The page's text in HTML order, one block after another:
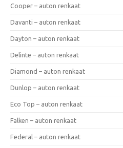
Cooper – auton renkaat
Davanti – auton renkaat
Dayton – auton renkaat
Delinte – auton renkaat
Diamond – auton renkaat
Dunlop – auton renkaat
Eco Top – auton renkaat
Falken – auton renkaat
Federal – auton renkaat